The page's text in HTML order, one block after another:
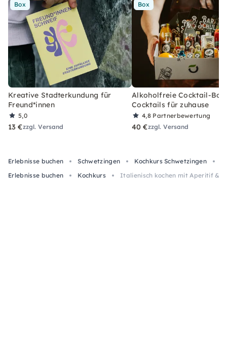
Box
Kreative Stadterkundung für
Freund*innen
5,0
13 €zzgl. Versand
Box
Alkoholfreie Cocktail-Box
Cocktails für zuhause
4,8 Partnerbewertung
40 €zzgl. Versand
Erlebnisse buchen Schwetzingen Kochkurs Schwetzingen
Erlebnisse buchen
Kochkurs Italienisch kochen mit Aperitif &